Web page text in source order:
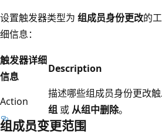
设置触发器类型为 组成员身份更改的
细信息：
触发器详细
信息
Description
Action
描述哪些组成员身份更改
组 或 从组中删除。
组成员变更范围